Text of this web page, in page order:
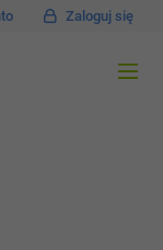
Zaloguj się